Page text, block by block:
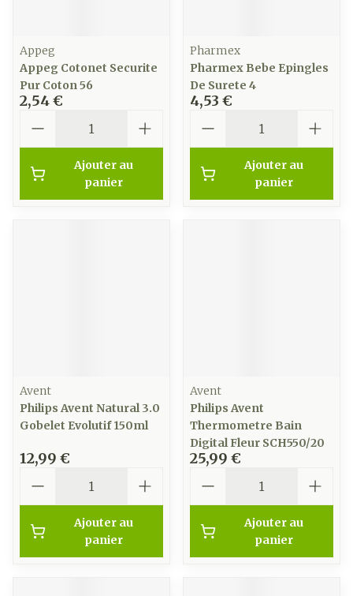
Appeg
Appeg Cotonet Securite
Pur Coton 56
2,54 €
Ajouter au
panier
Pharmex
Pharmex Bebe Epingles
De Surete 4
4,53 €
Ajouter au
panier
Avent
Philips Avent Natural 3.0
Gobelet Evolutif 150ml
12,99 €
Ajouter au
panier
Avent
Philips Avent
Thermometre Bain
Digital Fleur SCH550/20
25,99 €
Ajouter au
panier